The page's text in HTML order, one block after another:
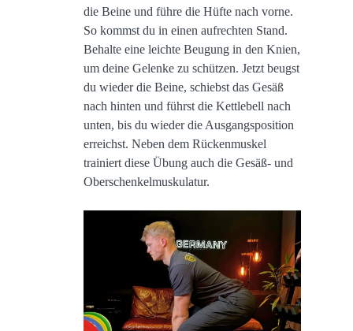
die Beine und führe die Hüfte nach vorne.
So kommst du in einen aufrechten Stand.
Behalte eine leichte Beugung in den Knien,
um deine Gelenke zu schützen. Jetzt beugst
du wieder die Beine, schiebst das Gesäß
nach hinten und führst die Kettlebell nach
unten, bis du wieder die Ausgangsposition
erreichst. Neben dem Rückenmuskel
trainiert diese Übung auch die Gesäß- und
Oberschenkelmuskulatur.